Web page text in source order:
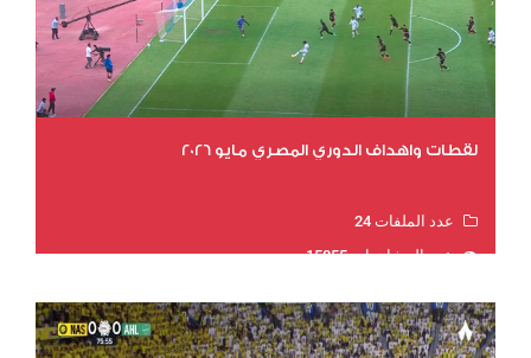
لقطات واهداف الدوري المصري مايو 2026
عدد الملفات 24
عدد المشاهدات 15855